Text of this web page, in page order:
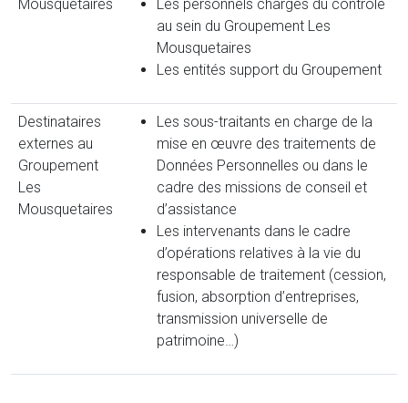
Mousquetaires
Les personnels chargés du contrôle
au sein du Groupement Les
Mousquetaires
Les entités support du Groupement
Destinataires
externes au
Groupement
Les
Mousquetaires
Les sous-traitants en charge de la
mise en œuvre des traitements de
Données Personnelles ou dans le
cadre des missions de conseil et
d’assistance
Les intervenants dans le cadre
d’opérations relatives à la vie du
responsable de traitement (cession,
fusion, absorption d’entreprises,
transmission universelle de
patrimoine…)